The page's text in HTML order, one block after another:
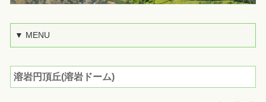
▼ MENU
溶岩円頂丘(溶岩ドーム)